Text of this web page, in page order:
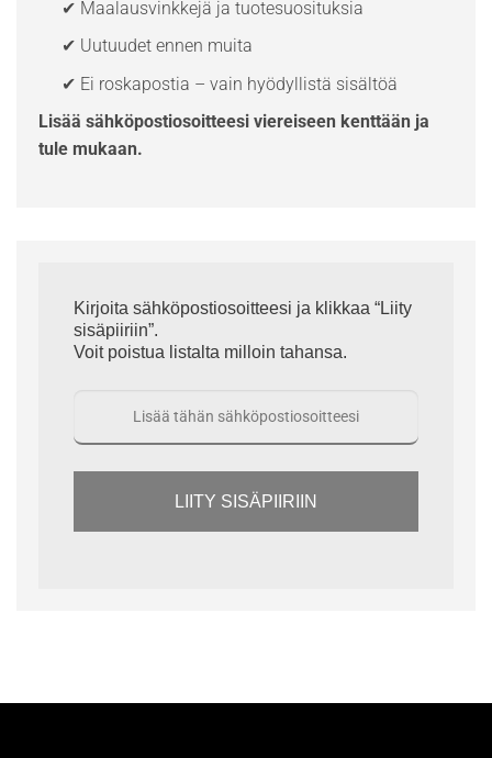
✔ Maalausvinkkejä ja tuotesuosituksia
✔ Uutuudet ennen muita
✔ Ei roskapostia – vain hyödyllistä sisältöä
Lisää sähköpostiosoitteesi viereiseen kenttään ja
tule mukaan.
Kirjoita sähköpostiosoitteesi ja klikkaa “Liity
sisäpiiriin”.
Voit poistua listalta milloin tahansa.
LIITY SISÄPIIRIIN